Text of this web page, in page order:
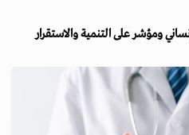
ومؤشر على التنمية والاستقرار